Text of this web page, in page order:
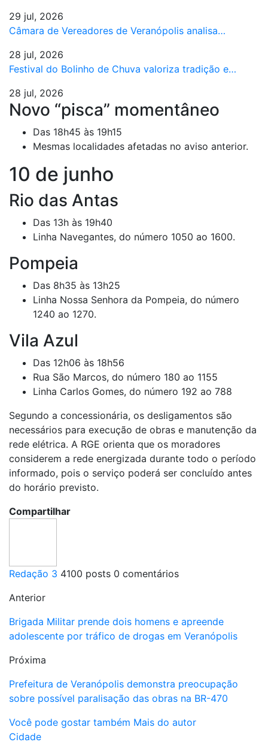
29 jul, 2026
Câmara de Vereadores de Veranópolis analisa…
28 jul, 2026
Festival do Bolinho de Chuva valoriza tradição e…
28 jul, 2026
Novo “pisca” momentâneo
Das 18h45 às 19h15
Mesmas localidades afetadas no aviso anterior.
10 de junho
Rio das Antas
Das 13h às 19h40
Linha Navegantes, do número 1050 ao 1600.
Pompeia
Das 8h35 às 13h25
Linha Nossa Senhora da Pompeia, do número
1240 ao 1270.
Vila Azul
Das 12h06 às 18h56
Rua São Marcos, do número 180 ao 1155
Linha Carlos Gomes, do número 192 ao 788
Segundo a concessionária, os desligamentos são
necessários para execução de obras e manutenção da
rede elétrica. A RGE orienta que os moradores
considerem a rede energizada durante todo o período
informado, pois o serviço poderá ser concluído antes
do horário previsto.
Compartilhar
Redação 3 4100 posts 0 comentários
Anterior
Brigada Militar prende dois homens e apreende
adolescente por tráfico de drogas em Veranópolis
Próxima
Prefeitura de Veranópolis demonstra preocupação
sobre possível paralisação das obras na BR-470
Você pode gostar também Mais do autor
Cidade